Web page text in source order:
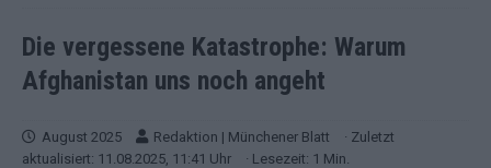
Die vergessene Katastrophe: Warum
Afghanistan uns noch angeht
August 2025 Redaktion | Münchener Blatt
· Zuletzt
aktualisiert: 11.08.2025, 11:41 Uhr
· Lesezeit: 1 Min.